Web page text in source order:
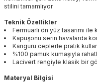
stilini tamamlıyor
Teknik Özellikler
Fermuarlı ön yüz tasarımı ile
Kapüşonu serin havalarda
Kanguru ceplerle pratik
%100 pamuk kumaşıyla
Lacivert rengiyle klasik bir
Materyal Bilgisi